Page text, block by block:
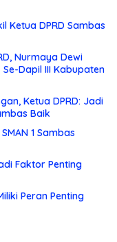
Ketua DPRD Sambas
Nurmaya Dewi
Dapil III Kabupaten
Ketua DPRD: Jadi
Baik
1 Sambas
Faktor Penting
Peran Penting